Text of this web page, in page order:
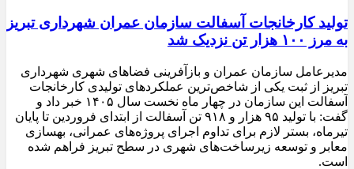
تولید کارخانجات آسفالت سازمان عمران شهرداری تبریز
به مرز ۱۰۰ هزار تن نزدیک شد
مدیرعامل سازمان عمران و بازآفرینی فضاهای شهری شهرداری
تبریز از ثبت یکی از شاخص‌ترین عملکردهای تولیدی کارخانجات
آسفالت این سازمان در چهار ماه نخست سال ۱۴۰۵ خبر داد و
گفت: با تولید ۹۵ هزار و ۹۱۸ تن آسفالت از ابتدای فروردین تا پایان
تیرماه، بستر لازم برای تداوم اجرای پروژه‌های عمرانی، بهسازی
معابر و توسعه زیرساخت‌های شهری در سطح تبریز فراهم شده
است.